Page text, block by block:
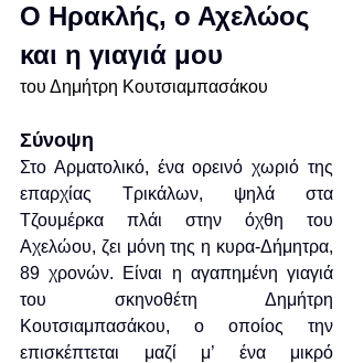
Ο Ηρακλής, ο Αχελώος
και η γιαγιά μου
του Δημήτρη Κουτσιαμπασάκου
Σύνοψη
Στο Αρματολικό, ένα ορεινό χωριό της
επαρχίας Τρικάλων, ψηλά στα
Τζουμέρκα πλάι στην όχθη του
Αχελώου, ζει μόνη της η κυρα-Δήμητρα,
89 χρονών. Είναι η αγαπημένη γιαγιά
του σκηνοθέτη Δημήτρη
Κουτσιαμπασάκου, ο οποίος την
επισκέπτεται μαζί μ’ ένα μικρό